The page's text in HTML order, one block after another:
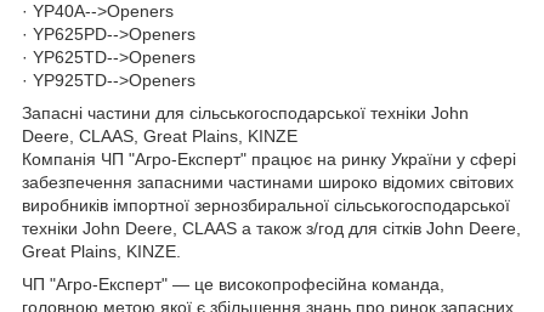
· YP40A-->Openers
· YP625PD-->Openers
· YP625TD-->Openers
· YP925TD-->Openers
Запасні частини для сільськогосподарської техніки John
Deere, CLAAS, Great Plains, KINZE
Компанія ЧП "Агро-Експерт" працює на ринку України у сфері
забезпечення запасними частинами широко відомих світових
виробників імпортної зернозбиральної сільськогосподарської
техніки John Deere, CLAAS а також з/год для сітків John Deere,
Great Plains, KINZE.
ЧП "Агро-Експерт" — це високопрофесійна команда,
головною метою якої є збільшення знань про ринок запасних